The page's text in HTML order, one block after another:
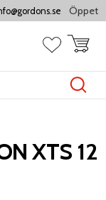
Öppet
Favoriter
XTS 12